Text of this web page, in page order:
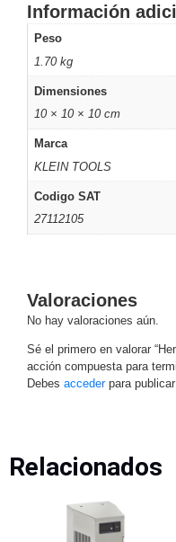
Hemisféricas Lente
Motorizado
Network
Video
Recorders
-
Caja
/ 4G /
Inalámbricas
Cámaras
y DVRs
HD-TVI
Ambientes
/ Eyeball /
TurretEspeciales
Analógicas
TVI / AHD
/ CVI
Información
Peso
1.70 kg
Dimensiones
10 × 10 × 10 cm
Marca
KLEIN TOOLS
Codigo SAT
27112105
Valoraciones
No hay valoraciones aún.
Sé el primero en valorar
acción compuesta para
Debes accederpara publicar
Relacionados